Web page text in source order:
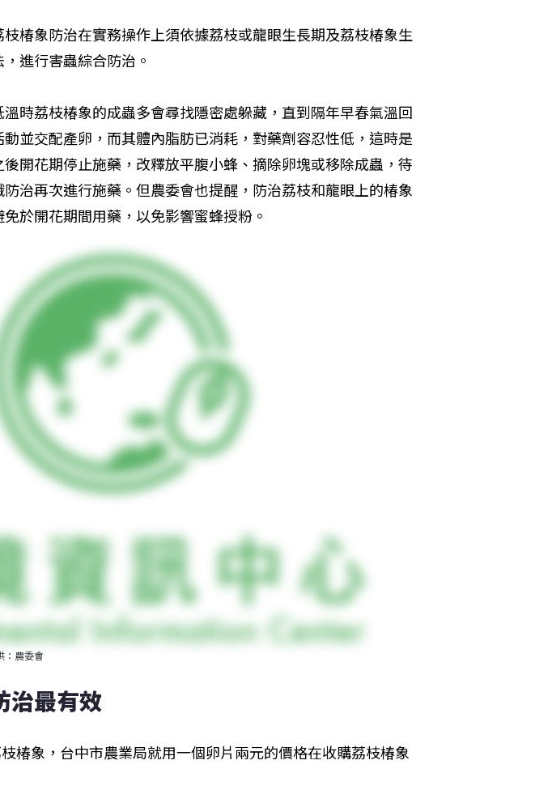
椿象防治在實務操作上須依據荔枝或龍眼生長期及荔枝椿象生
進行害蟲綜合防治。
時荔枝椿象的成蟲多會尋找隱密處躲藏，直到隔年早春氣溫回
並交配產卵，而其體內脂肪已消耗，對藥劑容忍性低，這時是
開花期停止施藥，改釋放平腹小蜂、摘除卵塊或移除成蟲，待
治再次進行施藥。但農委會也提醒，防治荔枝和龍眼上的椿象
於開花期間用藥，以免影響蜜蜂授粉。
：農委會
治最有效
椿象，台中市農業局就用一個卵片兩元的價格在收購荔枝椿象